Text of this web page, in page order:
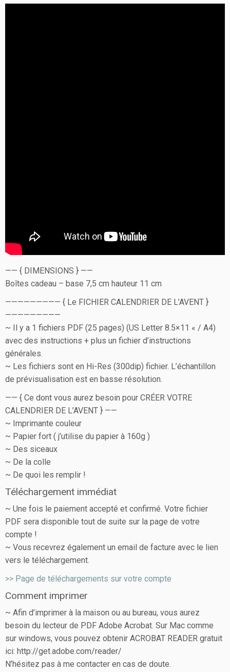
—— { DIMENSIONS } ——
Boîtes cadeau – base 7,5 cm hauteur 11 cm
————————— { Le FICHIER CALENDRIER DE L’AVENT }
—————————
~ Il y a 1 fichiers PDF (25 pages) (US Letter 8.5×11 « / A4)
avec des instructions + plus un fichier d’instructions
générales.
~ Les fichiers sont en Hi-Res (300dip) fichier. L’échantillon
de prévisualisation est en basse résolution.
—— { Ce dont vous aurez besoin pour CRÉER VOTRE
CALENDRIER DE L’AVENT } ——
~ Imprimante couleur
~ Papier fort ( j’utilise du papier à 160g )
~ Des siceaux
~ De la colle
~ De quoi les remplir !
Téléchargement immédiat
~ Une fois le paiement accepté et confirmé. Votre fichier
PDF sera disponible tout de suite sur la page de votre
compte !
~ Vous recevrez également un email de facture avec le lien
vers le téléchargement.
>> Page de téléchargements sur votre compte
Comment imprimer
~ Afin d’imprimer à la maison ou au bureau, vous aurez
besoin du lecteur de PDF Adobe Acrobat. Sur Mac comme
sur windows, vous pouvez obtenir ACROBAT READER gratuit
ici: http://get.adobe.com/reader/
N’hésitez pas à me contacter en cas de doute.